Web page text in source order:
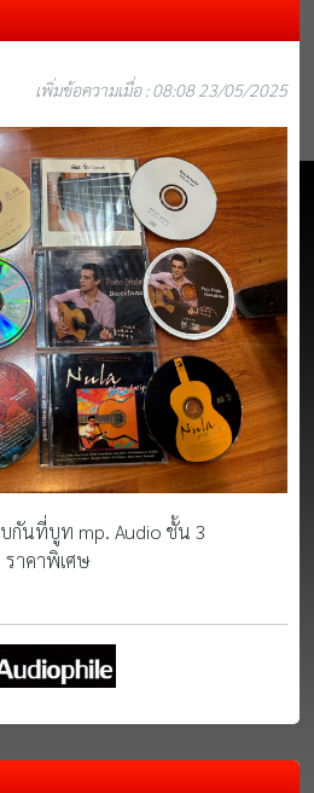
เพิ่มข้อความเมื่อ : 08:08 23/05/2025
กันที่บูท mp. Audio ชั้น 3
าคาพิเศษ